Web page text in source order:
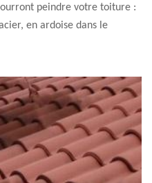
peindre votre toiture :
en ardoise dans le